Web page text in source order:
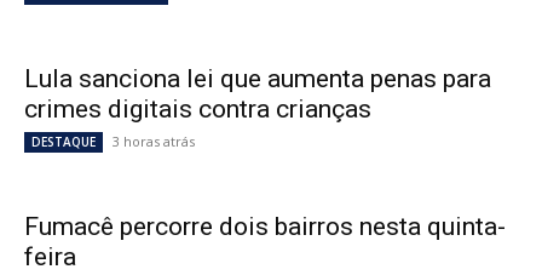
Lula sanciona lei que aumenta penas para
crimes digitais contra crianças
DESTAQUE 3 horas atrás
Fumacê percorre dois bairros nesta quinta-
feira